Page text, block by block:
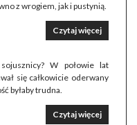
z wrogiem, jak i pustynią.
Czytaj więcej
W połowie lat
się całkowicie oderwany
byłaby trudna.
Czytaj więcej